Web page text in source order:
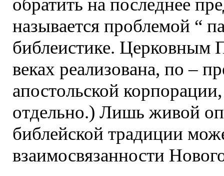
обратить на последнее
называется проблемой “
библеистике. Церковным
веках реализована, по –
апостольской
отдельно.) Лишь живой
библейской традиции
взаимосвязанности